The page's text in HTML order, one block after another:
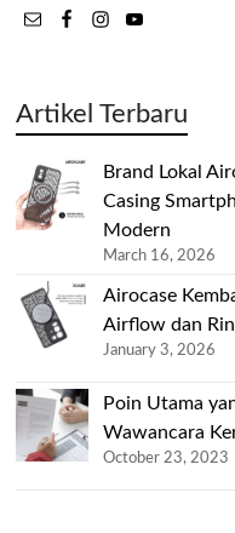
Artikel Terbaru
Brand Lokal
Casing
Modern
March 16, 2026
Airocase
Airflow dan
January 3, 2026
Poin Utama
Wawancara
October 23, 2023